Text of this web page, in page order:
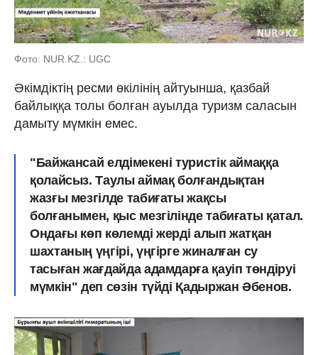
Фото: NUR.KZ.: UGC
Әкімдіктің ресми өкілінің айтуынша, қазбай
байлыққа толы болған ауылда туризм саласын
дамыту мүмкін емес.
"Байжансай елдімекені туристік аймаққа
қолайсыз. Таулы аймақ болғандықтан
жазғы мезгілде табиғаты жақсы
болғанымен, қыс мезгілінде табиғаты қатал.
Ондағы көп көлемді жерді алып жатқан
шахтаның үңгірі, үңгірге жиналған су
тасыған жағдайда адамдарға қауіп төндіруі
мүмкін" деп сөзін түйді Қадыржан Әбенов.